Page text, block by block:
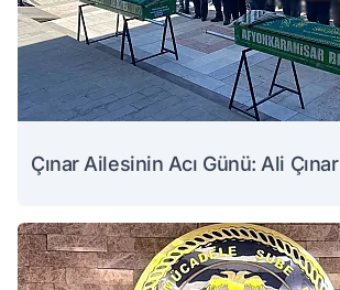
Çınar Ailesinin Acı Günü: Ali